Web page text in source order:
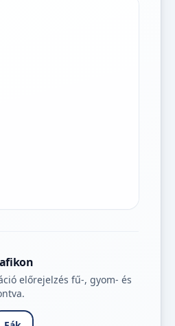
jelmagyarázatához
előrejelzés fű-, gyom- és